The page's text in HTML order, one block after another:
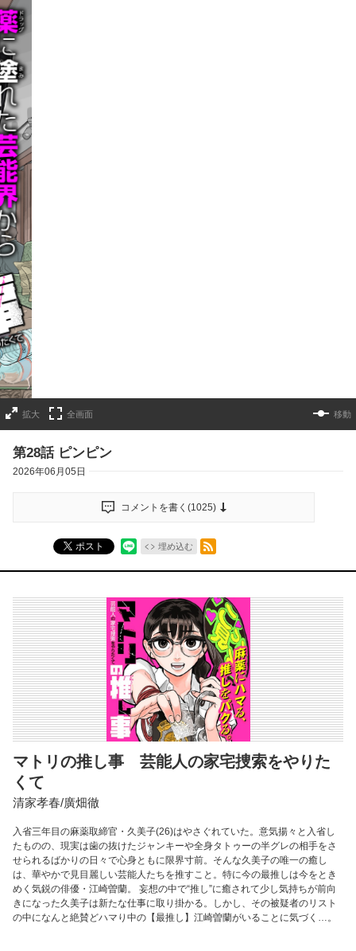
拡大 全画面 移動
第28話 ピンピン
2026年06月05日
コメントを書く(1025)
ポスト 埋め込む
RSSフィード
マトリの推し事 芸能人の家宅捜索をやりた
くて
清家孝春/廣畑徹
入省三年目の麻薬取締官・久美子(26)はやさぐれていた。意気揚々と入省し
たものの、現実は歯の抜けたジャンキーや全身タトゥーの半グレの相手をさ
せられるばかりの日々で心身ともに限界寸前。そんな久美子の唯一の癒し
は、華やかで見目麗しい芸能人たちを推すこと。特に今の最推しは今をとき
めく気鋭の俳優・江崎曽蘭。 妄想の中で“推し”に癒されて少し気持ちが前向
きになった久美子は新たな仕事に取り掛かる。しかし、その被疑者のリスト
の中になんと絶賛どハマり中の【最推し】江崎曽蘭がいることに気づく…。